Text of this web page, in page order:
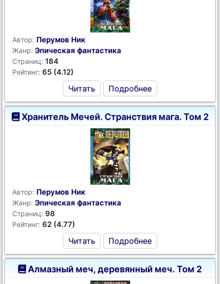
Автор: Перумов Ник
Жанр: Эпическая фантастика
Страниц: 184
Рейтинг: 65 (4.12)
Читать Подробнее
Хранитель Мечей. Странствия мага. Том 2
Автор: Перумов Ник
Жанр: Эпическая фантастика
Страниц: 98
Рейтинг: 62 (4.77)
Читать Подробнее
Алмазный меч, деревянный меч. Том 2